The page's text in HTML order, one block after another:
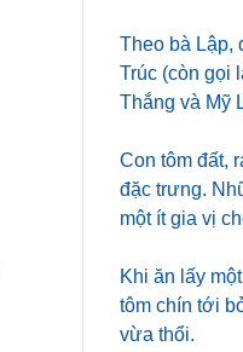
Theo bà Lập,
Trúc (còn gọi
Thắng và Mỹ
Con tôm đất,
đặc trưng.
một ít gia vị
Khi ăn lấy
tôm chín tới
vừa thổi.